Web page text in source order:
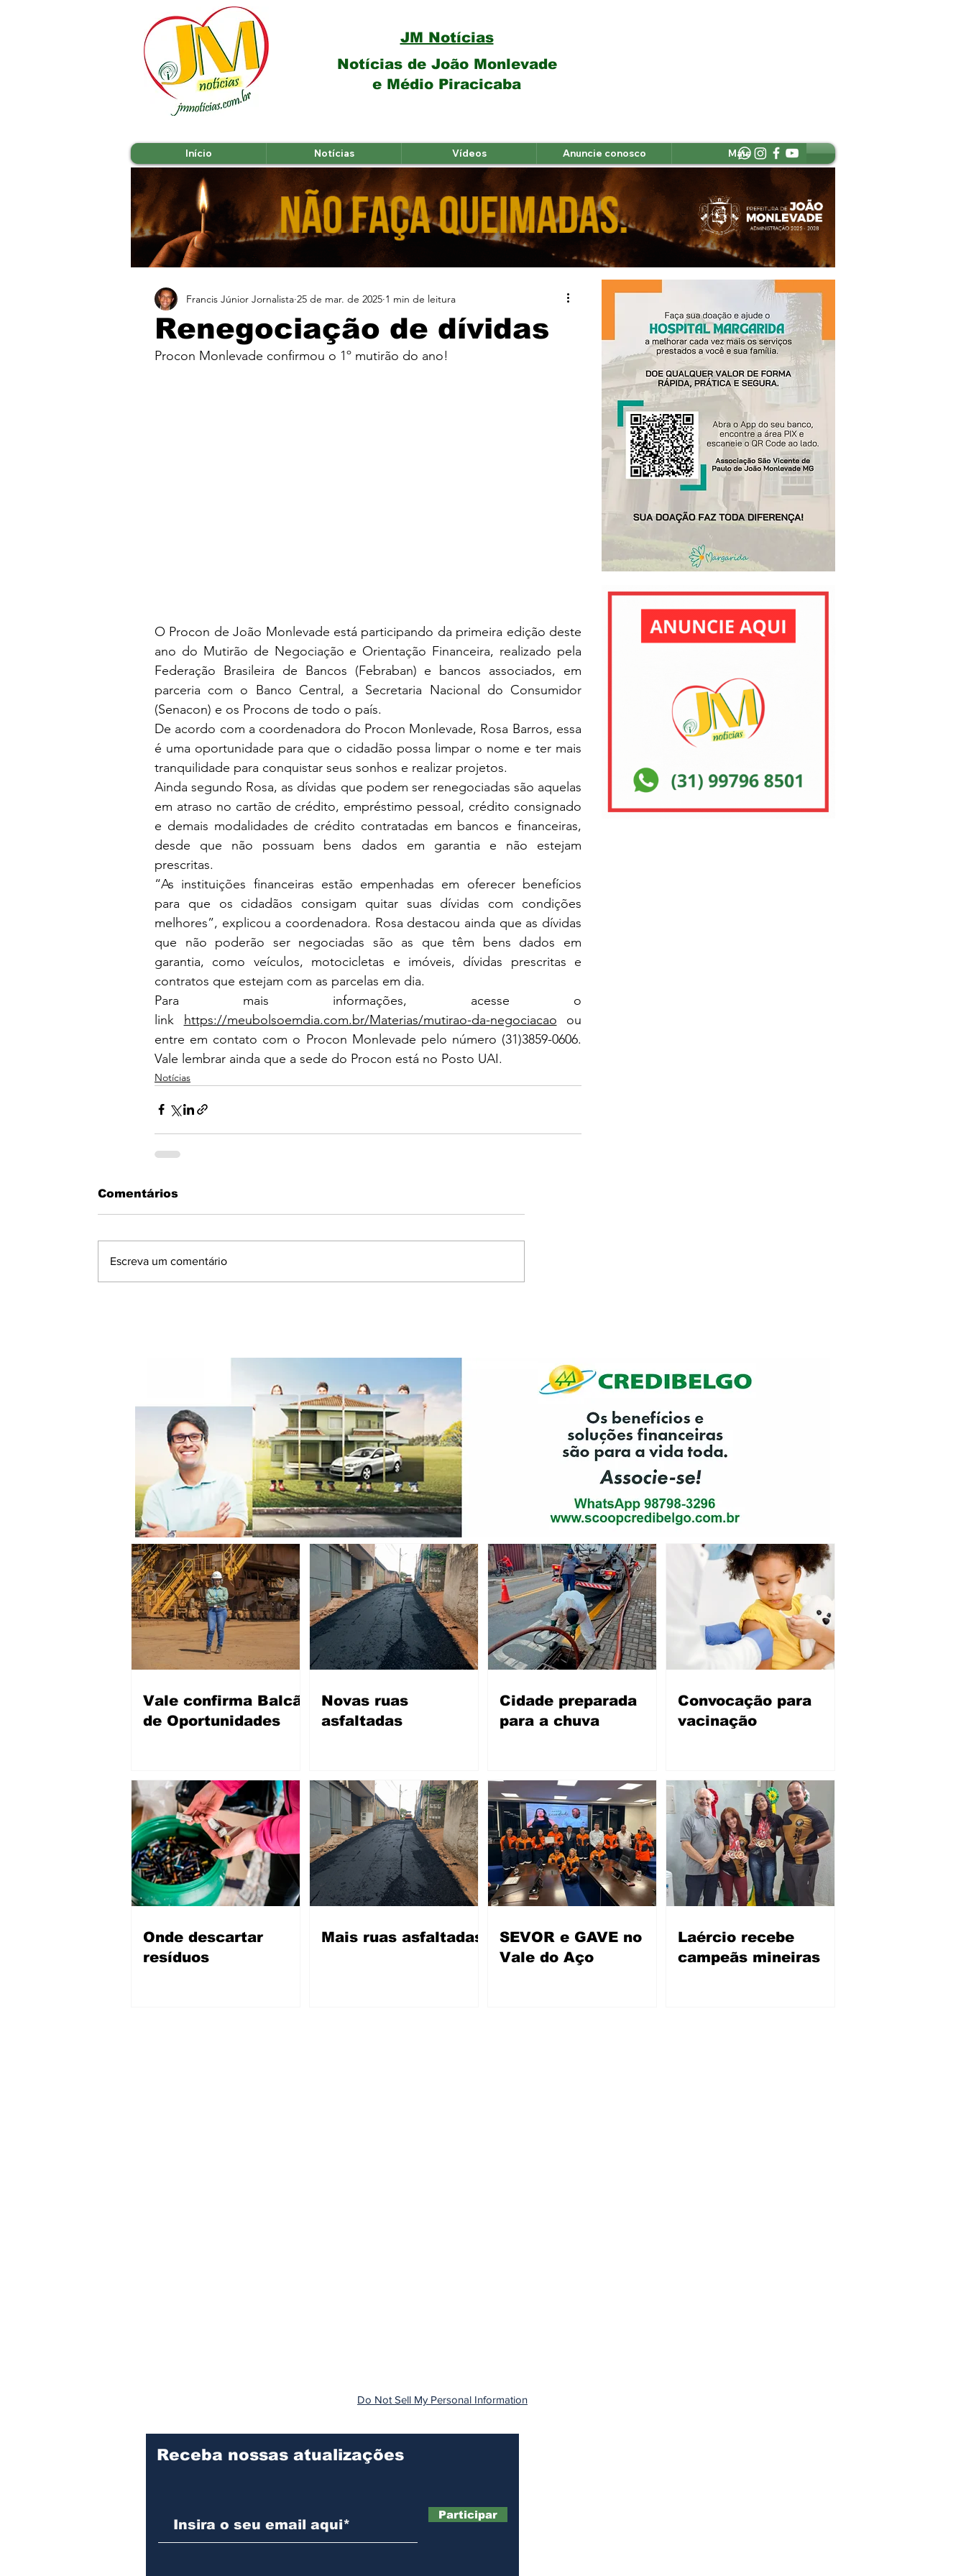
Notícias de João Monlevade
e Médio Piracicaba
JM Notícias
Início Notícias Vídeos Anuncie conosco Mais
Renegociação de dívidas
Francis Júnior Jornalista 25 de mar. de 2025 1 min de leitura
Procon Monlevade confirmou o 1º mutirão do ano!
O Procon de João Monlevade está participando da primeira edição deste
ano do Mutirão de Negociação e Orientação Financeira, realizado pela
Federação Brasileira de Bancos (Febraban) e bancos associados, em
parceria com o Banco Central, a Secretaria Nacional do Consumidor
(Senacon) e os Procons de todo o país.
De acordo com a coordenadora do Procon Monlevade, Rosa Barros, essa
é uma oportunidade para que o cidadão possa limpar o nome e ter mais
tranquilidade para conquistar seus sonhos e realizar projetos.
Ainda segundo Rosa, as dívidas que podem ser renegociadas são aquelas
em atraso no cartão de crédito, empréstimo pessoal, crédito consignado
e demais modalidades de crédito contratadas em bancos e financeiras,
desde que não possuam bens dados em garantia e não estejam
prescritas.
“As instituições financeiras estão empenhadas em oferecer benefícios
para que os cidadãos consigam quitar suas dívidas com condições
melhores”, explicou a coordenadora. Rosa destacou ainda que as dívidas
que não poderão ser negociadas são as que têm bens dados em
garantia, como veículos, motocicletas e imóveis, dívidas prescritas e
contratos que estejam com as parcelas em dia.
Para mais informações, acesse o
link https://meubolsoemdia.com.br/Materias/mutirao-da-negociacao ou
entre em contato com o Procon Monlevade pelo número (31)3859-0606.
Vale lembrar ainda que a sede do Procon está no Posto UAI.
Notícias
Comentários
Escreva um comentário
Vale confirma Balcão
de Oportunidades
Novas ruas
asfaltadas
Cidade preparada
para a chuva
Convocação para
vacinação
Onde descartar
resíduos
Mais ruas asfaltadas
SEVOR e GAVE no
Vale do Aço
Laércio recebe
campeãs mineiras
Do Not Sell My Personal Information
Receba nossas atualizações
Participar